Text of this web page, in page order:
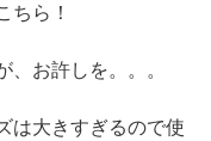
ちら！
お許しを。。。
は大きすぎるので使